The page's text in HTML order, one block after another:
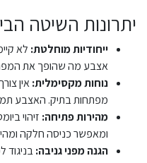
יתרונות השיטה
ייחודיות מוחלטת: לא
אצבע מה שהופך את המפתח
נוחות מקסימלית:אין
מפתחות בתיק. האצבע
מהירות פתיחה: זיהוי
ומאפשר כניסה חלקה
הגנה מפני גניבה:בניגוד